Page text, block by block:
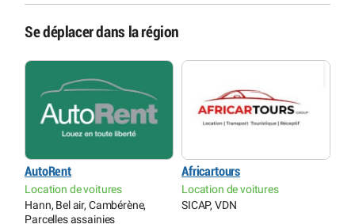
Se déplacer dans la région
AutoRent
Location de voitures
Hann, Bel air, Cambérène,
Parcelles assainies
Africartours
Location de voitures
SICAP, VDN